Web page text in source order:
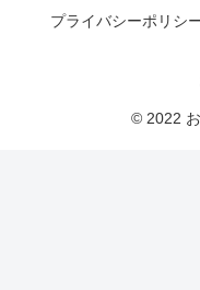
プライバシーポリシ
© 2022